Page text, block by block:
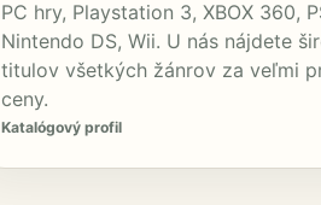
PC hry, Playstation 3, XBOX 360,
Nintendo DS, Wii. U nás nájdete
titulov všetkých žánrov za veľmi
ceny.
Katalógový profil